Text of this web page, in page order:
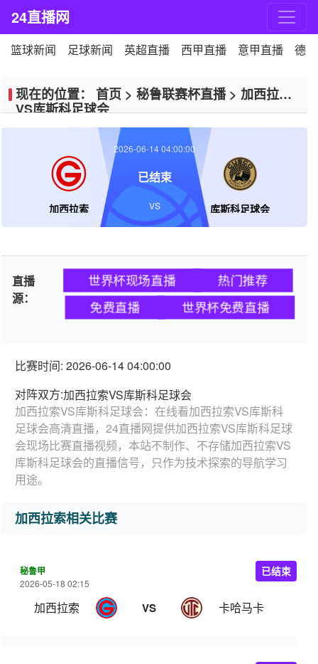
24直播网
篮球新闻 足球新闻 英超直播 西甲直播 意甲直播 德
现在的位置： 首页 > 秘鲁联赛杯直播> 加西拉索
VS库斯科足球会
加西拉索 库斯科足球会
2026-06-14 04:00:00
已结束
VS
直播
源：
世界杯现场直播
热门推荐
免费直播
世界杯免费直播
比赛时间: 2026-06-14 04:00:00
对阵双方:加西拉索VS库斯科足球会
加西拉索VS库斯科足球会：在线看加西拉索VS库斯科
足球会高清直播，24直播网提供加西拉索VS库斯科足球
会现场比赛直播视频，本站不制作、不存储加西拉索VS
库斯科足球会的直播信号，只作为技术探索的导航学习
用途。
加西拉索相关比赛
秘鲁甲
2026-05-18 02:15
加西拉索 VS 卡哈马卡
已结束